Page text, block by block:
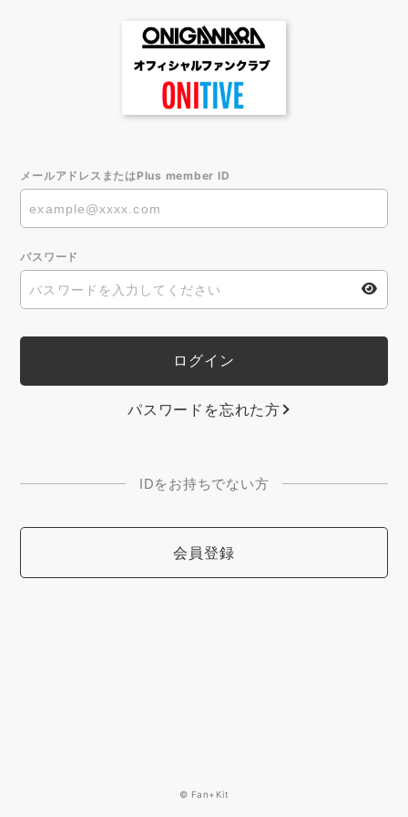
メールアドレスまたはPlus member ID
パスワード
パスワードを忘れた方
IDをお持ちでない方
会員登録
© Fan+Kit